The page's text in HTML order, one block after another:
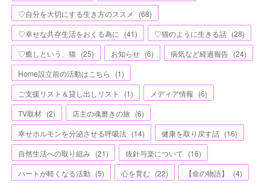
♡自分を大切にする生き方のススメ
(68)
♡幸せな共存生活をおくる為に (41) ♡猫のように生きる話 (28)
♡癒しという、猫 (25) お知らせ (6) 病気など経過報告 (24)
Home設立前の活動はこちら
(1)
ご支援リスト＆貸し出しリスト
(1) メディア情報 (6)
TV取材 (2) 店主の魂磨きの旅 (6)
幸せホルモンを分泌させる呼吸法 (14) 健康を取り戻す話 (16)
自然生活への取り組み (21) 抜針与楽について (16)
ハートが軽くなる活動 (5) 心を育む (22) 【命の物語】 (4)